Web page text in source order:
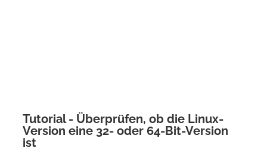
Tutorial - Überprüfen, ob die Linux-
Version eine 32- oder 64-Bit-Version
ist